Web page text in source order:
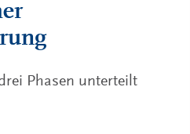
Phasen unterteilt